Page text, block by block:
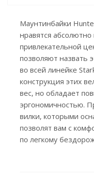
Маунтинбайки
нравятся
привлекательной
позволяют назвать
во всей линейке
конструкция этих
вес, но обладает
эргономичностью.
вилки, которыми
позволят вам с
по легкому